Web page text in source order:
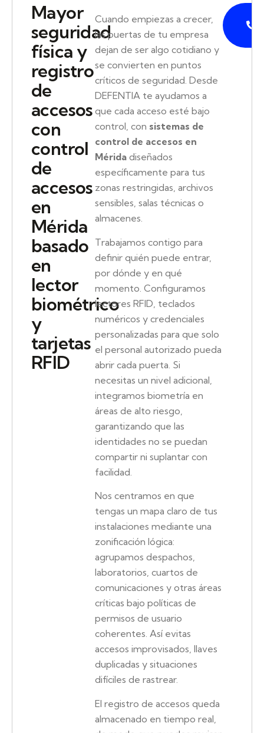
Mayor
seguridad
física y
registro
de
accesos
con
control
de
accesos
en
Mérida
basado
en
lector
biométrico
y
tarjetas
RFID
Cuando empiezas a crecer,
las puertas de tu empresa
dejan de ser algo cotidiano y
se convierten en puntos
críticos de seguridad. Desde
DEFENTIA te ayudamos a
que cada acceso esté bajo
control, con sistemas de
control de accesos en
Mérida diseñados
específicamente para tus
zonas restringidas, archivos
sensibles, salas técnicas o
almacenes.
Trabajamos contigo para
definir quién puede entrar,
por dónde y en qué
momento. Configuramos
lectores RFID, teclados
numéricos y credenciales
personalizadas para que solo
el personal autorizado pueda
abrir cada puerta. Si
necesitas un nivel adicional,
integramos biometría en
áreas de alto riesgo,
garantizando que las
identidades no se puedan
compartir ni suplantar con
facilidad.
Nos centramos en que
tengas un mapa claro de tus
instalaciones mediante una
zonificación lógica:
agrupamos despachos,
laboratorios, cuartos de
comunicaciones y otras áreas
críticas bajo políticas de
permisos de usuario
coherentes. Así evitas
accesos improvisados, llaves
duplicadas y situaciones
difíciles de rastrear.
El registro de accesos queda
almacenado en tiempo real,